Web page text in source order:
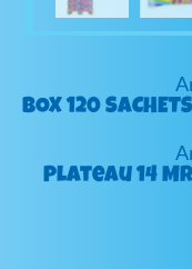
l’article
BOX 120
Plateau 14 Mr